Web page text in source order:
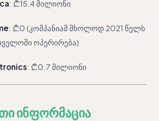
: ₾15.4 მილიონი
: ₾0 (კომპანიამ მხოლოდ 2021 წელს
ოპერირება)
: ₾0.7 მილიონი
ინფორმაცია